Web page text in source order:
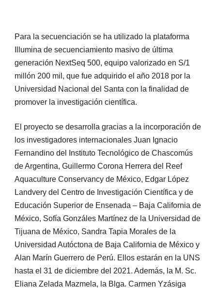
Para la secuenciación se ha utilizado la plataforma
Illumina de secuenciamiento masivo de última
generación NextSeq 500, equipo valorizado en S/1
millón 200 mil, que fue adquirido el año 2018 por la
Universidad Nacional del Santa con la finalidad de
promover la investigación científica.
El proyecto se desarrolla gracias a la incorporación de
los investigadores internacionales Juan Ignacio
Fernandino del Instituto Tecnológico de Chascomús
de Argentina, Guillermo Corona Herrera del Reef
Aquaculture Conservancy de México, Edgar López
Landvery del Centro de Investigación Científica y de
Educación Superior de Ensenada – Baja California de
México, Sofía Gonzáles Martínez de la Universidad de
Tijuana de México, Sandra Tapia Morales de la
Universidad Autóctona de Baja California de México y
Alan Marín Guerrero de Perú. Ellos estarán en la UNS
hasta el 31 de diciembre del 2021. Además, la M. Sc.
Eliana Zelada Mazmela, la Blga. Carmen Yzásiga